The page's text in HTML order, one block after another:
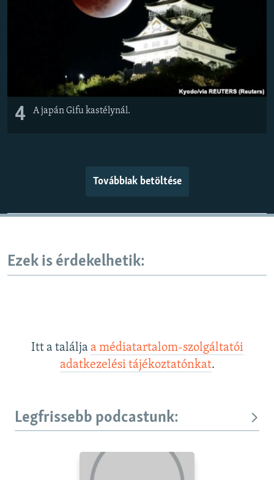
4 A japán Gifu kastélynál.
Továbbiak betöltése
Ezek is érdekelhetik:
Itt a találja a médiatartalom-szolgáltatói
adatkezelési tájékoztatónkat.
Legfrissebb podcastunk: